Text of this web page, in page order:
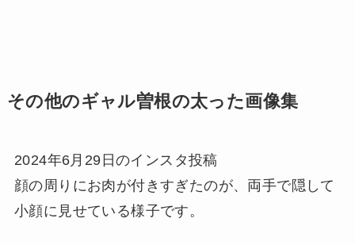
その他のギャル曽根の太った画像集
2024年6月29日のインスタ投稿
顔の周りにお肉が付きすぎたのが、両手で隠して
小顔に見せている様子です。